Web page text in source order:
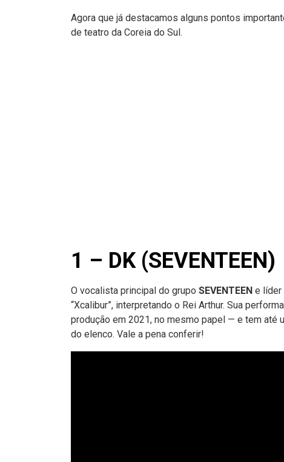
Agora que já destacamos alguns pontos
de teatro da Coreia do Sul.
1 – DK (SEVENTEEN)
O vocalista principal do grupo SEVENTEEN e líder
“Xcalibur”, interpretando o Rei Arthur. Sua
produção em 2021, no mesmo papel — e tem até
do elenco. Vale a pena conferir!